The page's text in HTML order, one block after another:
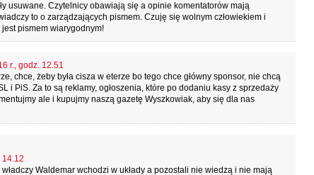
usuwane. Czytelnicy obawiają się a opinie komentatorów mają
to o zarządzających pismem. Czuję się wolnym człowiekiem i
pismem wiarygodnym!
r., godz. 12.51
chce, żeby była cisza w eterze bo tego chce główny sponsor, nie chcą
i PiS. Za to są reklamy, ogłoszenia, które po dodaniu kasy z sprzedaży
ale i kupujmy naszą gazetę Wyszkowiak, aby się dla nas
14.12
Waldemar wchodzi w układy a pozostali nie wiedzą i nie mają